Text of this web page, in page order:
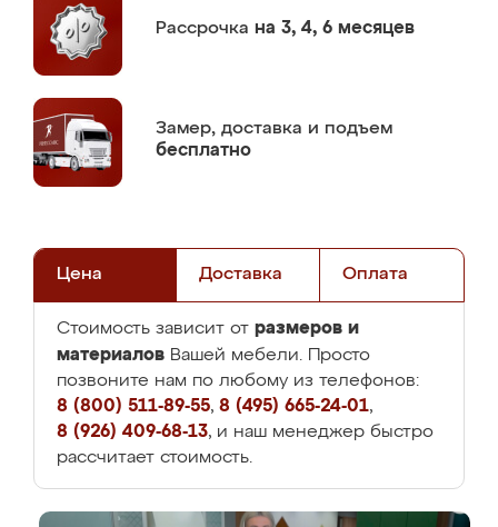
Рассрочка на 3, 4, 6 месяцев
Замер, доставка и подъем
бесплатно
Цена Доставка Оплата
Стоимость зависит от размеров и
материалов Вашей мебели. Просто
позвоните нам по любому из телефонов:
8 (800) 511-89-55, 8 (495) 665-24-01,
8 (926) 409-68-13, и наш менеджер быстро
рассчитает стоимость.